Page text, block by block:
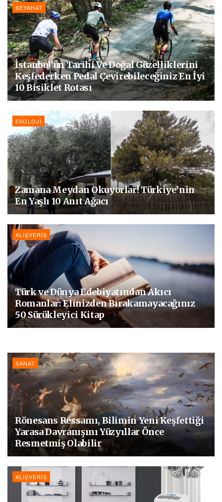
SEYAHAT
İstanbul’un Tarihi Ve Doğal Güzelliklerini
Keşfederken Pedal Çevirebileceğiniz En İyi
10 Bisiklet Rotası
EKOLOJI
Zamana Meydan Okuyorlar! Türkiye’nin
En Yaşlı 10 Anıt Ağacı
ALIŞVERIŞ
Türk ve Dünya Edebiyatından Akıcı
Romanlar: Elinizden Bırakamayacağınız
50 Sürükleyici Kitap
SANAT
Rönesans Ressamı, Bilimin Yeni Keşfettiği
Yarasa Davranışını Yüzyıllar Önce
Resmetmiş Olabilir
ALIŞVERIŞ